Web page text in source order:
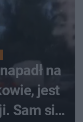
na
jest
Sam się